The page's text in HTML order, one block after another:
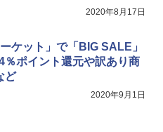
2020年8月17日
ケット」で「BIG SALE」
％ポイント還元や訳あり商
ど
2020年9月1日